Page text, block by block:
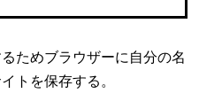
ためブラウザーに自分の名
トを保存する。